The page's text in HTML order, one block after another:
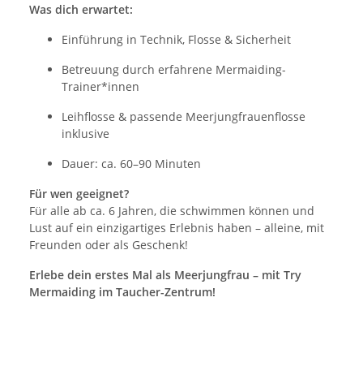
Was dich erwartet:
Einführung in Technik, Flosse & Sicherheit
Betreuung durch erfahrene Mermaiding-
Trainer*innen
Leihflosse & passende Meerjungfrauenflosse
inklusive
Dauer: ca. 60–90 Minuten
Für wen geeignet?
Für alle ab ca. 6 Jahren, die schwimmen können und
Lust auf ein einzigartiges Erlebnis haben – alleine, mit
Freunden oder als Geschenk!
Erlebe dein erstes Mal als Meerjungfrau – mit Try
Mermaiding im Taucher-Zentrum!